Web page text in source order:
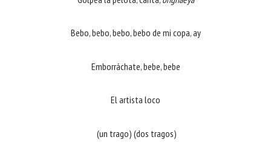
Bebo, bebo, bebo, bebo de mi copa, ay
Emborráchate, bebe, bebe
El artista loco
(un trago) (dos tragos)